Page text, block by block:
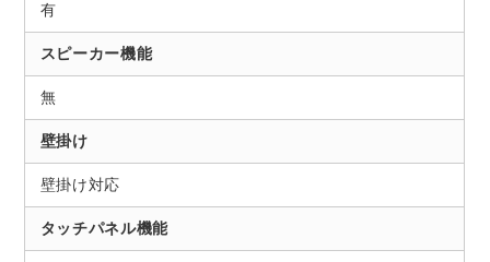
有
スピーカー機能
無
壁掛け
壁掛け対応
タッチパネル機能